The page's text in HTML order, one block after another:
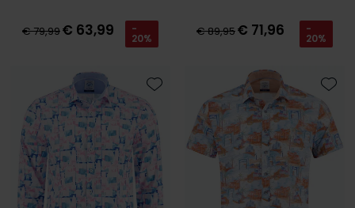
€ 79,99€ 63,99 -
20% € 89,95€ 71,96 -
20%
Toevoegen aan favorieten